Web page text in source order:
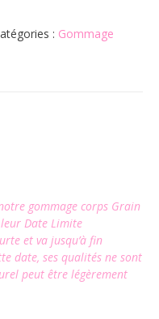
: Gommage
gommage corps Grain
Date Limite
et va jusqu’à fin
date, ses qualités ne sont
peut être légèrement